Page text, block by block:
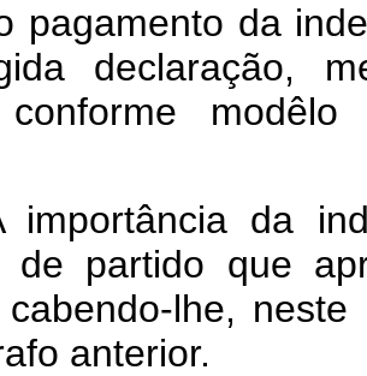
pagamento da
declaração,
conforme
importância da
de partido que
cabendo-lhe,
anterior.